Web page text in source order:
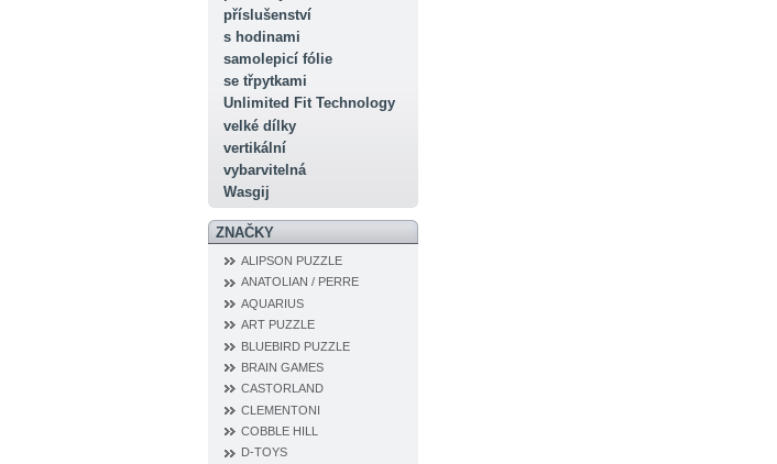
příslušenství
s hodinami
samolepicí fólie
se třpytkami
Unlimited Fit Technology
velké dílky
vertikální
vybarvitelná
Wasgij
ZNAČKY
ALIPSON PUZZLE
ANATOLIAN / PERRE
AQUARIUS
ART PUZZLE
BLUEBIRD PUZZLE
BRAIN GAMES
CASTORLAND
CLEMENTONI
COBBLE HILL
D‐TOYS